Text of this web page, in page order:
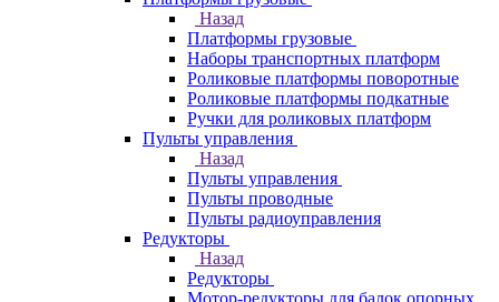
Назад
Платформы грузовые
Наборы транспортных платформ
Роликовые платформы поворотные
Роликовые платформы подкатные
Ручки для роликовых платформ
Пульты управления
Назад
Пульты управления
Пульты проводные
Пульты радиоуправления
Редукторы
Назад
Редукторы
Мотор-редукторы для балок опорных